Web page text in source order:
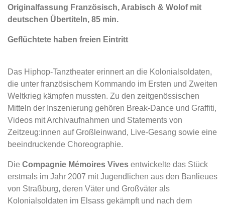
Originalfassung Französisch, Arabisch & Wolof mit
deutschen Übertiteln, 85 min.
Geflüchtete haben freien Eintritt
Das Hiphop-Tanztheater erinnert an die Kolonialsoldaten,
die unter französischem Kommando im Ersten und Zweiten
Weltkrieg kämpfen mussten. Zu den zeitgenössischen
Mitteln der Inszenierung gehören Break-Dance und Graffiti,
Videos mit Archivaufnahmen und Statements von
Zeitzeug:innen auf Großleinwand, Live-Gesang sowie eine
beeindruckende Choreographie.
Die Compagnie Mémoires Vives entwickelte das Stück
erstmals im Jahr 2007 mit Jugendlichen aus den Banlieues
von Straßburg, deren Väter und Großväter als
Kolonialsoldaten im Elsass gekämpft und nach dem